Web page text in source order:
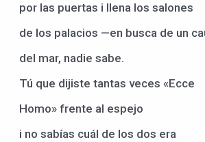
por las puertas i llena los salones
de los palacios —en busca de un
del mar, nadie sabe.
Tú que dijiste tantas veces «Ecce
Homo» frente al espejo
i no sabías cuál de los dos era